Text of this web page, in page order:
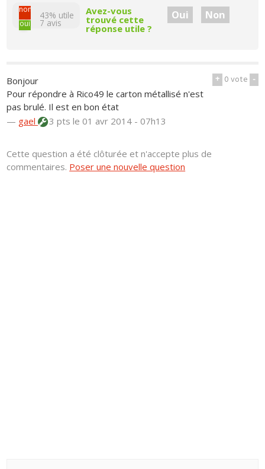
non
oui
43% utile
7 avis
Avez-vous
trouvé cette
réponse utile ?
Oui Non
+ 0vote -
Bonjour
Pour répondre à Rico49 le carton métallisé n'est
pas brulé. Il est en bon état
— gael 3 ptsle 01 avr 2014 - 07h13
Cette question a été clôturée et n'accepte plus de
commentaires. Poser une nouvelle question